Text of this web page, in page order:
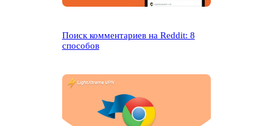
Поиск комментариев на Reddit: 8
способов